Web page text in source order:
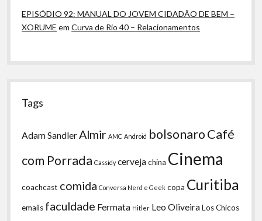
EPISÓDIO 92: MANUAL DO JOVEM CIDADÃO DE BEM –
XORUME emCurva de Rio 40 – Relacionamentos
Tags
Adam Sandler Almir AMC Android bolsonaroCafé
com Porrada Cassidy cervejachina Cinema
coachcast comida Conversa Nerd e Geek copa Curitiba
emails faculdade Fermata Hitler Leo OliveiraLos Chicos